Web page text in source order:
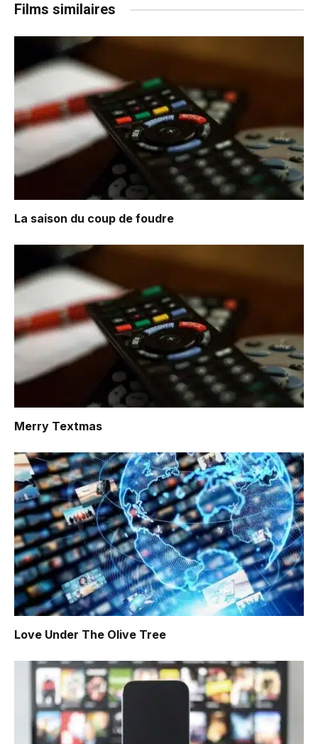
Films similaires
La saison du coup de foudre
Merry Textmas
Love Under The Olive Tree